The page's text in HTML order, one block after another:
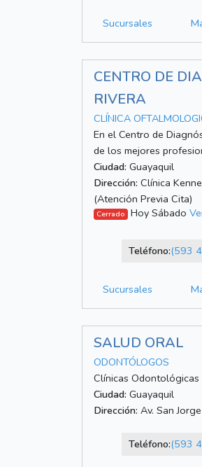
Sucursales
CENTRO DE
RIVERA
CLÍNICA
En el Centro de
de los mejores
Ciudad: Guayaquil
Dirección: Clínica
(Atención Previa Cita)
Cerrado Hoy Sábado
Teléfono:(593
Sucursales
SALUD ORAL
ODONTÓLOGOS
Clínicas Odontológicas
Ciudad: Guayaquil
Dirección: Av. San
Teléfono:(593